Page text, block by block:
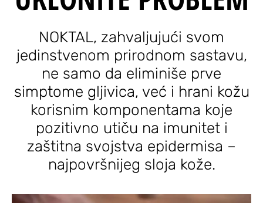
NOKTAL, zahvaljujući svom
jedinstvenom prirodnom sastavu,
ne samo da eliminiše prve
simptome gljivica, već i hrani kožu
korisnim komponentama koje
pozitivno utiču na imunitet i
zaštitna svojstva epidermisa –
najpovršnijeg sloja kože.